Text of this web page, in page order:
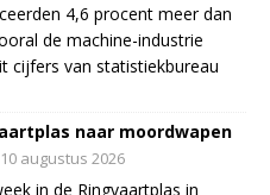
4,6 procent meer dan
de machine-industrie
cijfers van statistiekbureau
naar moordwapen
10 augustus 2026
in de Ringvaartplas in